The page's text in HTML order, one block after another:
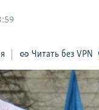
Читать без VPN